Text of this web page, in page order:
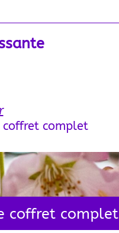
complet
coffret complet